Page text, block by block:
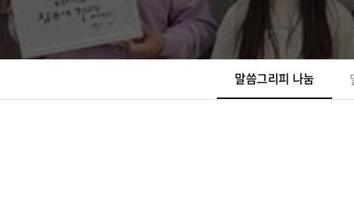
말씀그리피 나눔